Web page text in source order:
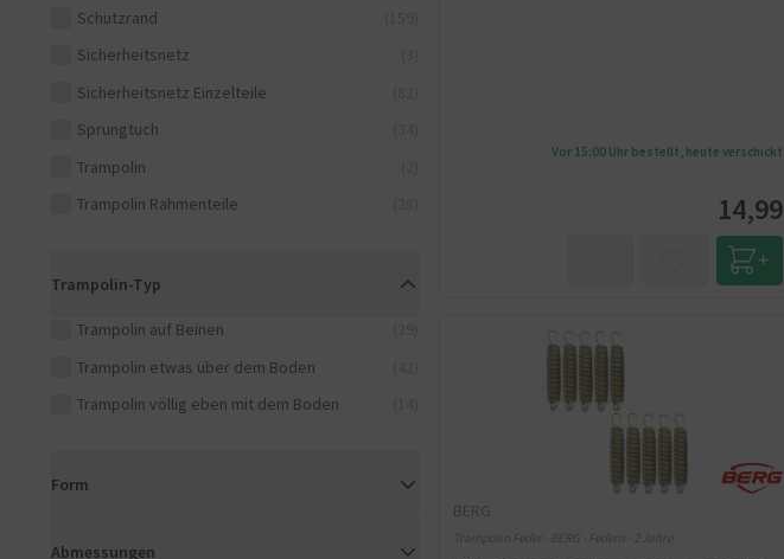
Schutzrand
Sicherheitsnetz
Sicherheitsnetz Einzelteile
Sprungtuch
Trampolin
Trampolin Rahmenteile
Trampolin-Typ
Trampolin auf Beinen
Trampolin etwas über dem Boden
Trampolin völlig eben mit dem Boden
Form
Abmessungen
Vor 15:00 Uhr bestellt, heute verschickt
14,99
BERG
Trampolin Feder - BERG - Federn - 2 Jahre